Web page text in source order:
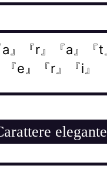
elegante